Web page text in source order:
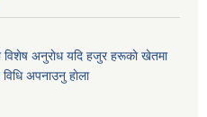
अनुराेध यदि हजुर हरूकाे खेतमा
अपनाउनु हाेला